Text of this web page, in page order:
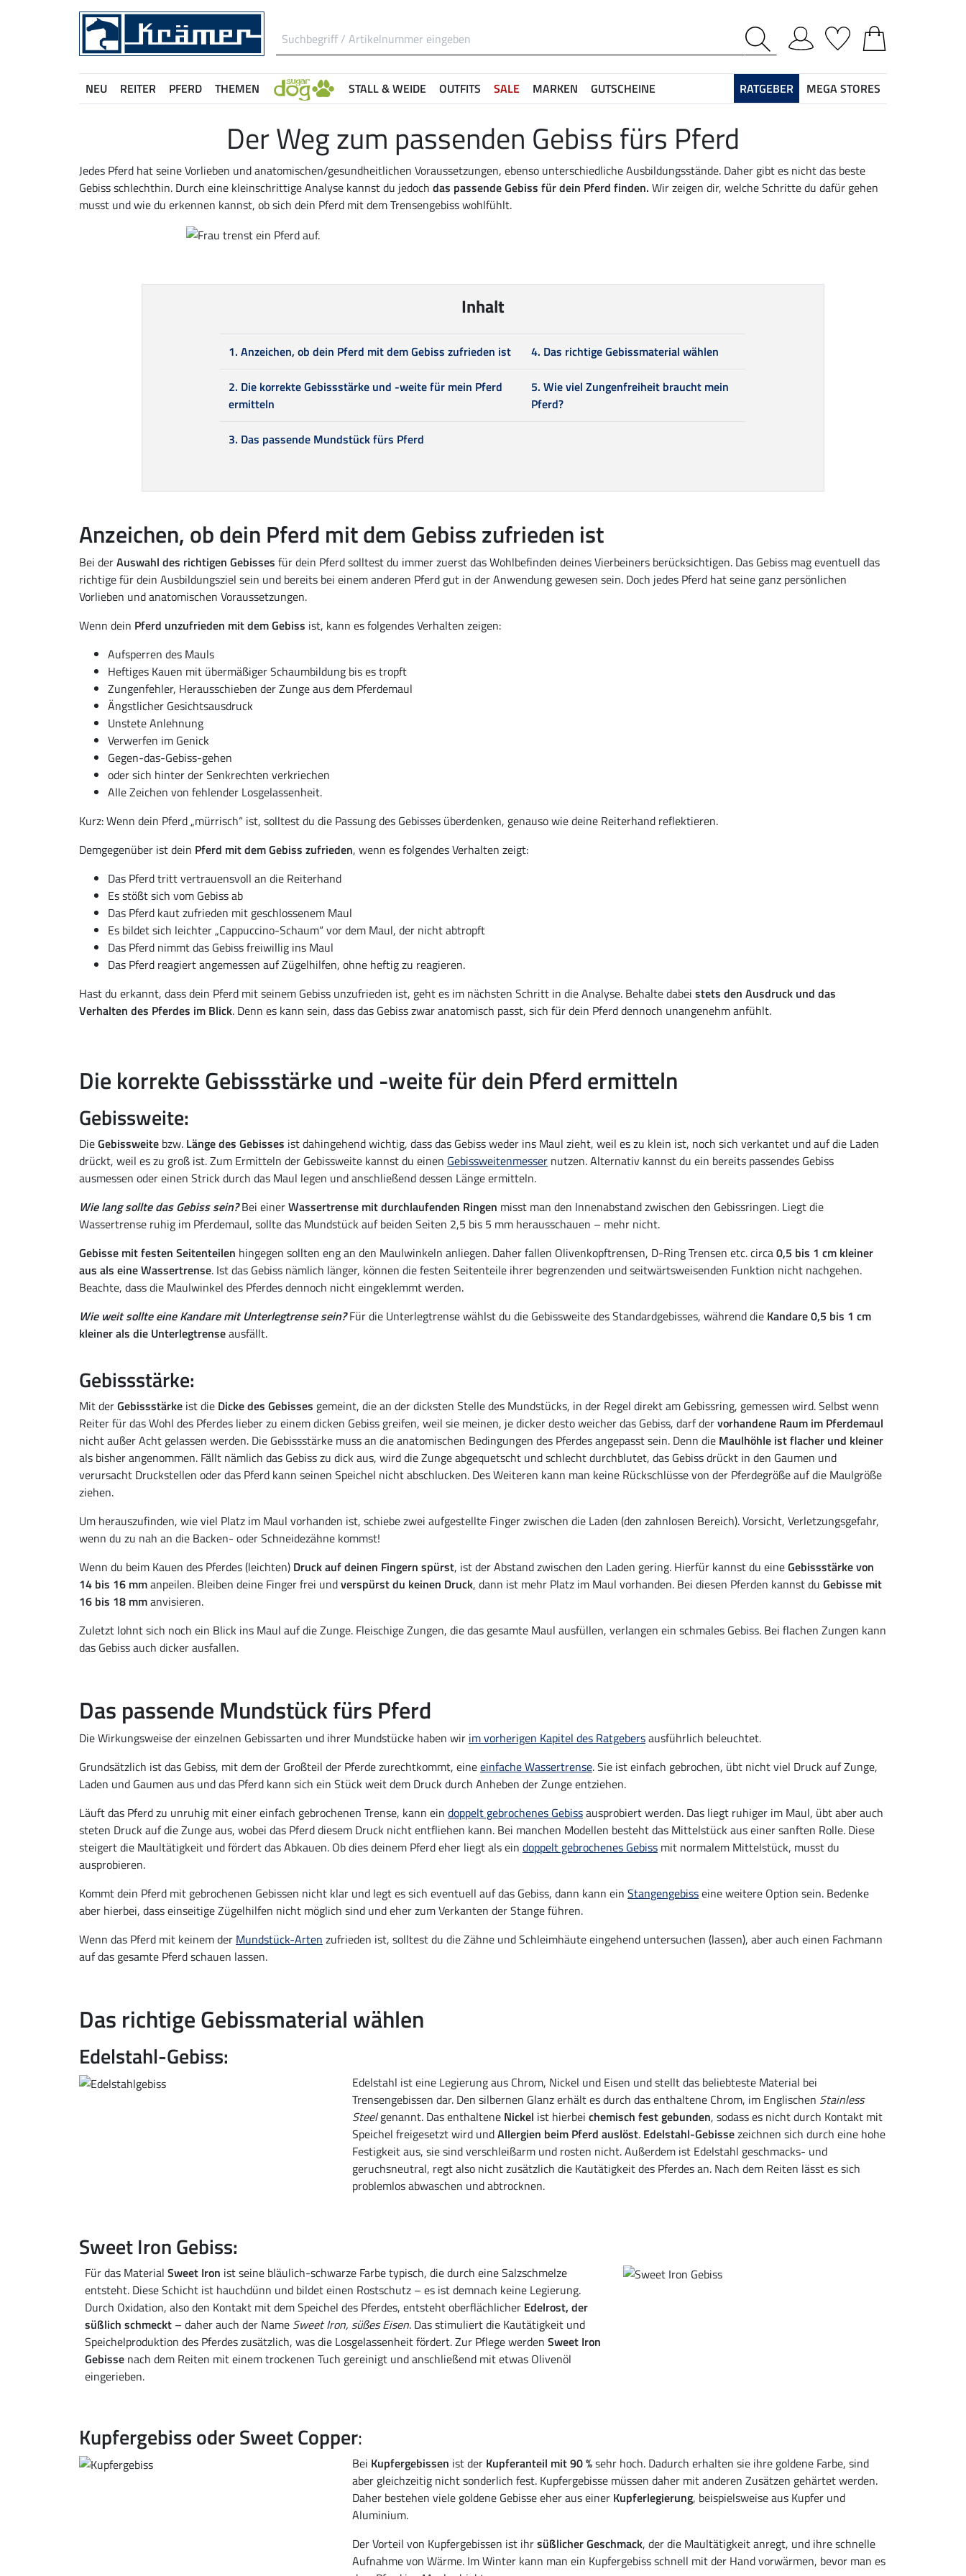
NEU REITER PFERD THEMEN STALL & WEIDE OUTFITS SALE MARKEN GUTSCHEINE RATGEBER MEGA STORES
Der Weg zum passenden Gebiss fürs Pferd
Jedes Pferd hat seine Vorlieben und anatomischen/gesundheitlichen Voraussetzungen, ebenso unterschiedliche Ausbildungsstände. Daher gibt es nicht das beste
Gebiss schlechthin. Durch eine kleinschrittige Analyse kannst du jedoch das passende Gebiss für dein Pferd finden. Wir zeigen dir, welche Schritte du dafür gehen
musst und wie du erkennen kannst, ob sich dein Pferd mit dem Trensengebiss wohlfühlt.
Inhalt
1. Anzeichen, ob dein Pferd mit dem Gebiss zufrieden ist 4. Das richtige Gebissmaterial wählen
2. Die korrekte Gebissstärke und -weite für mein Pferd
ermitteln
5. Wie viel Zungenfreiheit braucht mein
Pferd?
3. Das passende Mundstück fürs Pferd
Anzeichen, ob dein Pferd mit dem Gebiss zufrieden ist
Bei derAuswahl des richtigen Gebisses für dein Pferd solltest du immer zuerst das Wohlbefinden deines Vierbeiners berücksichtigen. Das Gebiss mag eventuell das
richtige für dein Ausbildungsziel sein und bereits bei einem anderen Pferd gut in der Anwendung gewesen sein. Doch jedes Pferd hat seine ganz persönlichen
Vorlieben und anatomischen Voraussetzungen.
Wenn dein Pferd unzufrieden mit dem Gebiss ist, kann es folgendes Verhalten zeigen:
Aufsperren des Mauls
Heftiges Kauen mit übermäßiger Schaumbildung bis es tropft
Zungenfehler, Herausschieben der Zunge aus dem Pferdemaul
Ängstlicher Gesichtsausdruck
Unstete Anlehnung
Verwerfen im Genick
Gegen-das-Gebiss-gehen
oder sich hinter der Senkrechten verkriechen
Alle Zeichen von fehlender Losgelassenheit.
Kurz: Wenn dein Pferd „mürrisch“ ist, solltest du die Passung des Gebisses überdenken, genauso wie deine Reiterhand reflektieren.
Demgegenüber ist dein Pferd mit dem Gebiss zufrieden, wenn es folgendes Verhalten zeigt:
Das Pferd tritt vertrauensvoll an die Reiterhand
Es stößt sich vom Gebiss ab
Das Pferd kaut zufrieden mit geschlossenem Maul
Es bildet sich leichter „Cappuccino-Schaum“ vor dem Maul, der nicht abtropft
Das Pferd nimmt das Gebiss freiwillig ins Maul
Das Pferd reagiert angemessen auf Zügelhilfen, ohne heftig zu reagieren.
Hast du erkannt, dass dein Pferd mit seinem Gebiss unzufrieden ist, geht es im nächsten Schritt in die Analyse. Behalte dabei stets den Ausdruck und das
Verhalten des Pferdes im Blick. Denn es kann sein, dass das Gebiss zwar anatomisch passt, sich für dein Pferd dennoch unangenehm anfühlt.
Die korrekte Gebissstärke und -weite für dein Pferd ermitteln
Gebissweite:
DieGebissweite bzw. Länge des Gebisses ist dahingehend wichtig, dass das Gebiss weder ins Maul zieht, weil es zu klein ist, noch sich verkantet und auf die Laden
drückt, weil es zu groß ist. Zum Ermitteln der Gebissweite kannst du einen Gebissweitenmesser nutzen. Alternativ kannst du ein bereits passendes Gebiss
ausmessen oder einen Strick durch das Maul legen und anschließend dessen Länge ermitteln.
Wie lang sollte das Gebiss sein?Bei einerWassertrense mit durchlaufenden Ringen misst man den Innenabstand zwischen den Gebissringen. Liegt die
Wassertrense ruhig im Pferdemaul, sollte das Mundstück auf beiden Seiten 2,5 bis 5 mm herausschauen – mehr nicht.
Gebisse mit festen Seitenteilen hingegen sollten eng an den Maulwinkeln anliegen. Daher fallen Olivenkopftrensen, D-Ring Trensen etc. circa0,5 bis 1 cm kleiner
aus als eine Wassertrense. Ist das Gebiss nämlich länger, können die festen Seitenteile ihrer begrenzenden und seitwärtsweisenden Funktion nicht nachgehen.
Beachte, dass die Maulwinkel des Pferdes dennoch nicht eingeklemmt werden.
Wie weit sollte eine Kandare mit Unterlegtrense sein?Für die Unterlegtrense wählst du die Gebissweite des Standardgebisses, während die Kandare 0,5 bis 1 cm
kleiner als die Unterlegtrenseausfällt.
Gebissstärke:
Mit derGebissstärke ist die Dicke des Gebisses gemeint, die an der dicksten Stelle des Mundstücks, in der Regel direkt am Gebissring, gemessen wird. Selbst wenn
Reiter für das Wohl des Pferdes lieber zu einem dicken Gebiss greifen, weil sie meinen, je dicker desto weicher das Gebiss, darf dervorhandene Raum im Pferdemaul
nicht außer Acht gelassen werden. Die Gebissstärke muss an die anatomischen Bedingungen des Pferdes angepasst sein. Denn die Maulhöhle ist flacher und kleiner
als bisher angenommen. Fällt nämlich das Gebiss zu dick aus, wird die Zunge abgequetscht und schlecht durchblutet, das Gebiss drückt in den Gaumen und
verursacht Druckstellen oder das Pferd kann seinen Speichel nicht abschlucken. Des Weiteren kann man keine Rückschlüsse von der Pferdegröße auf die Maulgröße
ziehen.
Um herauszufinden, wie viel Platz im Maul vorhanden ist, schiebe zwei aufgestellte Finger zwischen die Laden (den zahnlosen Bereich). Vorsicht, Verletzungsgefahr,
wenn du zu nah an die Backen- oder Schneidezähne kommst!
Wenn du beim Kauen des Pferdes (leichten) Druck auf deinen Fingern spürst, ist der Abstand zwischen den Laden gering. Hierfür kannst du eineGebissstärke von
14 bis 16 mmanpeilen. Bleiben deine Finger frei undverspürst du keinen Druck, dann ist mehr Platz im Maul vorhanden. Bei diesen Pferden kannst du Gebisse mit
16 bis 18 mmanvisieren.
Zuletzt lohnt sich noch ein Blick ins Maul auf die Zunge. Fleischige Zungen, die das gesamte Maul ausfüllen, verlangen ein schmales Gebiss. Bei flachen Zungen kann
das Gebiss auch dicker ausfallen.
Das passende Mundstück fürs Pferd
Die Wirkungsweise der einzelnen Gebissarten und ihrer Mundstücke haben wir im vorherigen Kapitel des Ratgebersausführlich beleuchtet.
Grundsätzlich ist das Gebiss, mit dem der Großteil der Pferde zurechtkommt, eineeinfache Wassertrense. Sie ist einfach gebrochen, übt nicht viel Druck auf Zunge,
Laden und Gaumen aus und das Pferd kann sich ein Stück weit dem Druck durch Anheben der Zunge entziehen.
Läuft das Pferd zu unruhig mit einer einfach gebrochenen Trense, kann ein doppelt gebrochenes Gebissausprobiert werden. Das liegt ruhiger im Maul, übt aber auch
steten Druck auf die Zunge aus, wobei das Pferd diesem Druck nicht entfliehen kann. Bei manchen Modellen besteht das Mittelstück aus einer sanften Rolle. Diese
steigert die Maultätigkeit und fördert das Abkauen. Ob dies deinem Pferd eher liegt als ein doppelt gebrochenes Gebiss mit normalem Mittelstück, musst du
ausprobieren.
Kommt dein Pferd mit gebrochenen Gebissen nicht klar und legt es sich eventuell auf das Gebiss, dann kann ein Stangengebisseine weitere Option sein. Bedenke
aber hierbei, dass einseitige Zügelhilfen nicht möglich sind und eher zum Verkanten der Stange führen.
Wenn das Pferd mit keinem der Mundstück-Arten zufrieden ist, solltest du die Zähne und Schleimhäute eingehend untersuchen (lassen), aber auch einen Fachmann
auf das gesamte Pferd schauen lassen.
Das richtige Gebissmaterial wählen
Edelstahl-Gebiss:
Edelstahl ist eine Legierung aus Chrom, Nickel und Eisen und stellt das beliebteste Material bei
Trensengebissen dar. Den silbernen Glanz erhält es durch das enthaltene Chrom, im Englischen Stainless
Steelgenannt. Das enthaltene Nickel ist hierbei chemisch fest gebunden, sodass es nicht durch Kontakt mit
Speichel freigesetzt wird undAllergien beim Pferd auslöst. Edelstahl-Gebissezeichnen sich durch eine hohe
Festigkeit aus, sie sind verschleißarm und rosten nicht. Außerdem ist Edelstahl geschmacks- und
geruchsneutral, regt also nicht zusätzlich die Kautätigkeit des Pferdes an. Nach dem Reiten lässt es sich
problemlos abwaschen und abtrocknen.
Sweet Iron Gebiss:
Für das Material Sweet Iron ist seine bläulich-schwarze Farbe typisch, die durch eine Salzschmelze
entsteht. Diese Schicht ist hauchdünn und bildet einen Rostschutz – es ist demnach keine Legierung.
Durch Oxidation, also den Kontakt mit dem Speichel des Pferdes, entsteht oberflächlicher Edelrost, der
süßlich schmeckt – daher auch der Name Sweet Iron, süßes Eisen. Das stimuliert die Kautätigkeit und
Speichelproduktion des Pferdes zusätzlich, was die Losgelassenheit fördert. Zur Pflege werden Sweet Iron
Gebisse nach dem Reiten mit einem trockenen Tuch gereinigt und anschließend mit etwas Olivenöl
eingerieben.
Kupfergebiss oder Sweet Copper:
Bei Kupfergebissen ist der Kupferanteil mit 90 %sehr hoch. Dadurch erhalten sie ihre goldene Farbe, sind
aber gleichzeitig nicht sonderlich fest. Kupfergebisse müssen daher mit anderen Zusätzen gehärtet werden.
Daher bestehen viele goldene Gebisse eher aus einer Kupferlegierung, beispielsweise aus Kupfer und
Aluminium.
Der Vorteil von Kupfergebissen ist ihrsüßlicher Geschmack, der die Maultätigkeit anregt, und ihre schnelle
Aufnahme von Wärme. Im Winter kann man ein Kupfergebiss schnell mit der Hand vorwärmen, bevor man es